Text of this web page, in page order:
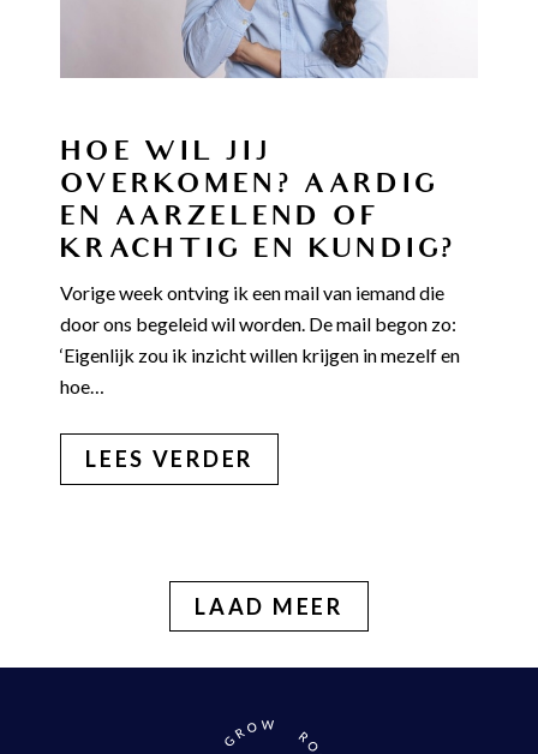
HOE WIL JIJ
OVERKOMEN? AARDIG
EN AARZELEND OF
KRACHTIG EN KUNDIG?
Vorige week ontving ik een mail van iemand die
door ons begeleid wil worden. De mail begon zo:
‘Eigenlijk zou ik inzicht willen krijgen in mezelf en
hoe…
LEES VERDER
LAAD MEER